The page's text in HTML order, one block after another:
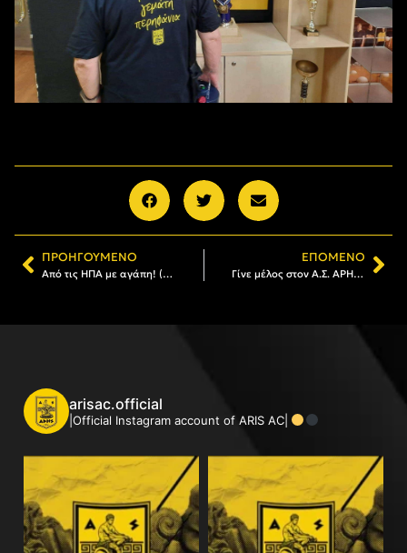
ΠΡΟΗΓΟΎΜΕΝΟ
Από τις ΗΠΑ με αγάπη! (video)
ΕΠΌΜΕΝΟ
Γίνε μέλος στον Α.Σ. ΑΡΗΣ: Το πρόγραμμα εγγραφών και ανανεώσεων (27/06-02/07)
arisac.official
|Official Instagram account of ARIS AC|